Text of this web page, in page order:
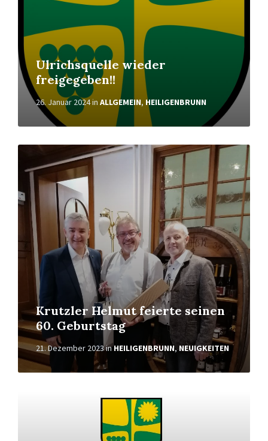
Ulrichsquelle wieder
freigegeben!!
26. Januar 2024in ALLGEMEIN, HEILIGENBRUNN
Krutzler Helmut feierte seinen
60. Geburtstag
21. Dezember 2023inHEILIGENBRUNN,NEUIGKEITEN
Weiterlesen